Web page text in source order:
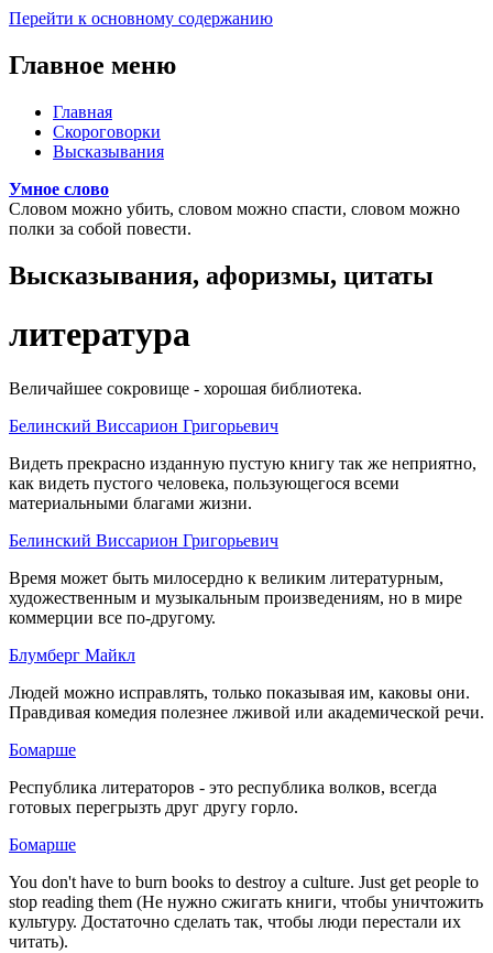
Перейти к основному содержанию
Главное меню
Главная
Скороговорки
Высказывания
Умное слово
Словом можно убить, словом можно спасти, словом можно
полки за собой повести.
Высказывания, афоризмы, цитаты
литература
Величайшее сокровище - хорошая библиотека.
Белинский Виссарион Григорьевич
Видеть прекрасно изданную пустую книгу так же неприятно,
как видеть пустого человека, пользующегося всеми
материальными благами жизни.
Белинский Виссарион Григорьевич
Время может быть милосердно к великим литературным,
художественным и музыкальным произведениям, но в мире
коммерции все по-другому.
Блумберг Майкл
Людей можно исправлять, только показывая им, каковы они.
Правдивая комедия полезнее лживой или академической речи.
Бомарше
Республика литераторов - это республика волков, всегда
готовых перегрызть друг другу горло.
Бомарше
You don't have to burn books to destroy a culture. Just get people to
stop reading them (Не нужно сжигать книги, чтобы уничтожить
культуру. Достаточно сделать так, чтобы люди перестали их
читать).